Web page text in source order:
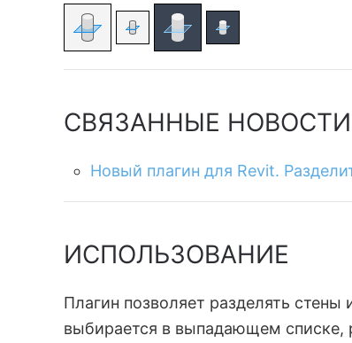
СВЯЗАННЫЕ
Новый плагин для Revit.
ИСПОЛЬЗОВАНИЕ
Плагин позволяет разделять
выбирается в выпадающем списке,